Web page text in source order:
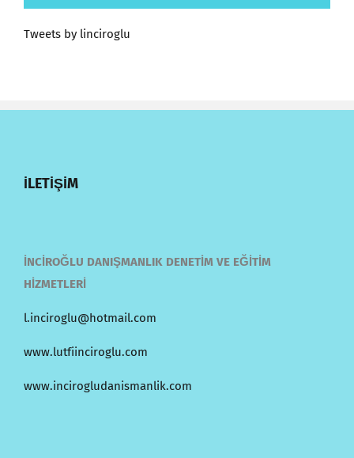
Tweets by linciroglu
İLETİŞİM
İNCİROĞLU DANIŞMANLIK DENETİM VE EĞİTİM
HİZMETLERİ
l.inciroglu@hotmail.com
www.lutfiinciroglu.com
www.incirogludanismanlik.com